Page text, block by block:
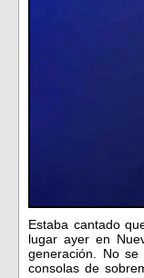
Estaba cantado
lugar ayer en
generación. No
consolas de